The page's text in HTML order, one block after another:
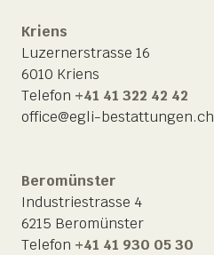
Kriens
Luzernerstrasse 16
6010 Kriens
Telefon +41 41 322 42 42
office@egli-bestattungen.ch
Beromünster
Industriestrasse 4
6215 Beromünster
Telefon +41 41 930 05 30